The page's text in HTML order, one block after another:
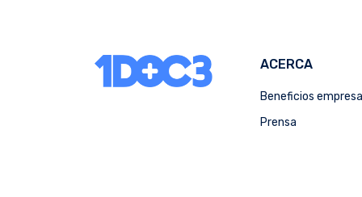
ACERCA
Beneficios
Prensa